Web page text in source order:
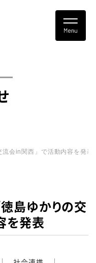
会in関西」で活動内容を発表
島ゆかりの交
を発表